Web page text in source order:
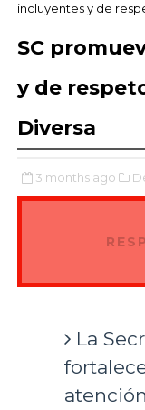
incluyentes y de
SC
y de
Diversa
3 months ago
La